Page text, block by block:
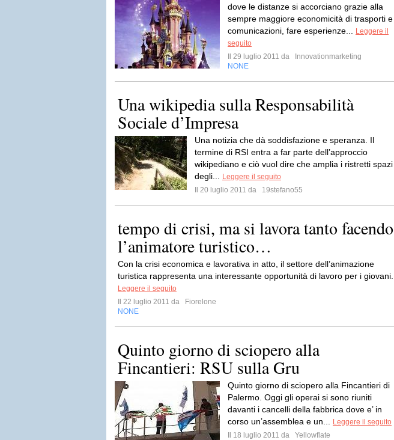
dove le distanze si accorciano grazie alla
sempre maggiore economicità di trasporti e
comunicazioni, fare esperienze...
Leggere il
seguito
Il 29 luglio 2011 da
Innovationmarketing
NONE
Una wikipedia sulla Responsabilità
Sociale d’Impresa
Una notizia che dà soddisfazione e speranza. Il
termine di RSI entra a far parte dell’approccio
wikipediano e ciò vuol dire che amplia i ristretti spazi
degli...
Leggere il seguito
Il 20 luglio 2011 da
19stefano55
tempo di crisi, ma si lavora tanto facendo
l’animatore turistico…
Con la crisi economica e lavorativa in atto, il settore dell’animazione
turistica rappresenta una interessante opportunità di lavoro per i giovani.
Leggere il seguito
Il 22 luglio 2011 da
Fiorelone
NONE
Quinto giorno di sciopero alla
Fincantieri: RSU sulla Gru
Quinto giorno di sciopero alla Fincantieri di
Palermo. Oggi gli operai si sono riuniti
davanti i cancelli della fabbrica dove e’ in
corso un’assemblea e un...
Leggere il seguito
Il 18 luglio 2011 da
Yellowflate